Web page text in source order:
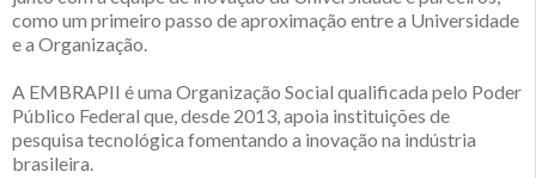
como um primeiro passo de aproximação entre a Universidade
e a Organização.
A EMBRAPII é uma Organização Social qualificada pelo Poder
Público Federal que, desde 2013, apoia instituições de
pesquisa tecnológica fomentando a inovação na indústria
brasileira.